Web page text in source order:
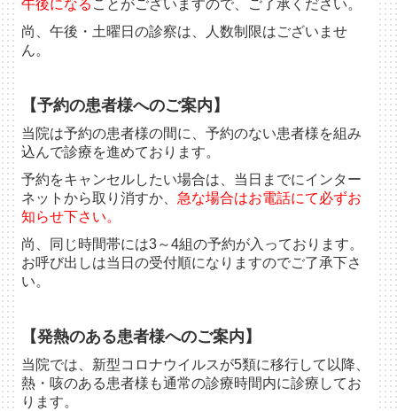
午後になる ことがございますので、ご了承ください。
尚、午後・土曜日の診察は、人数制限はございませ
ん。
【予約の患者様へのご案内】
当院は予約の患者様の間に、予約のない患者様を組み
込んで診療を進めております。
予約をキャンセルしたい場合は、当日までにインター
ネットから取り消すか、 急な場合はお電話にて必ずお
知らせ下さい。
尚、同じ時間帯には3～4組の予約が入っております。
お呼び出しは当日の受付順になりますのでご了承下さ
い。
【発熱のある患者様へのご案内】
当院では、新型コロナウイルスが5類に移行して以降、
熱・咳のある患者様も通常の診療時間内に診療してお
ります。